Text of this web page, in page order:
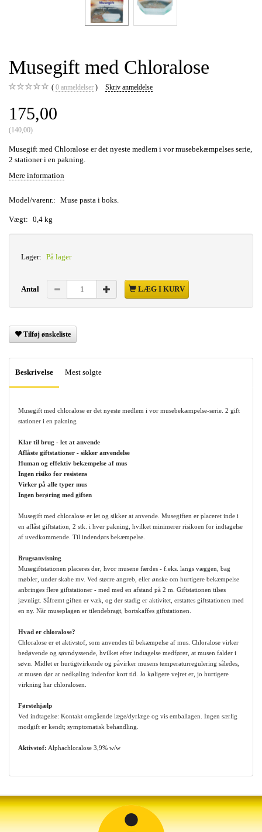
Musegift med Chloralose
0 anmeldelser Skriv anmeldelse
175,00
(140,00)
Musegift med Chloralose er det nyeste medlem i vor musebekæmpelses serie,
2 stationer i en pakning.
Mere information
Model/varenr.: Muse pasta i boks.
Vægt: 0,4 kg
Lager: På lager
Antal LÆG I KURV
Tilføj ønskeliste
Beskrivelse Mest solgte
Musegift med chloralose er det nyeste medlem i vor musebekæmpelse-serie. 2 gift
stationer i en pakning
Klar til brug - let at anvende
Aflåste giftstationer - sikker anvendelse
Human og effektiv bekæmpelse af mus
Ingen risiko for resistens
Virker på alle typer mus
Ingen berøring med giften
Musegift med chloralose er let og sikker at anvende. Musegiften er placeret inde i
en aflåst giftstation, 2 stk. i hver pakning, hvilket minimerer risikoen for indtagelse
af uvedkommende. Til indendørs bekæmpelse.
Brugsanvisning
Musegiftstationen placeres der, hvor musene færdes - f.eks. langs væggen, bag
møbler, under skabe mv. Ved større angreb, eller ønske om hurtigere bekæmpelse
anbringes flere giftstationer - med med en afstand på 2 m. Giftstationen tilses
jævnligt. Såfremt giften er væk, og der stadig er aktivitet, erstattes giftstationen med
en ny. Når museplagen er tilendebragt, bortskaffes giftstationen.
Hvad er chloralose?
Chloralose er et aktivstof, som anvendes til bekæmpelse af mus. Chloralose virker
bedøvende og søvndyssende, hvilket efter indtagelse medfører, at musen falder i
søvn. Midlet er hurtigtvirkende og påvirker musens temperaturregulering således,
at musen dør ar nedkøling indenfor kort tid. Jo køligere vejret er, jo hurtigere
virkning har chloralosen.
Førstehjælp
Ved indtagelse: Kontakt omgående læge/dyrlæge og vis emballagen. Ingen særlig
modgift er kendt; symptomatisk behandling.
Aktivstof: Alphachloralose 3,9% w/w